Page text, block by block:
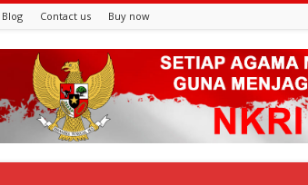
Blog Contact us Buy now